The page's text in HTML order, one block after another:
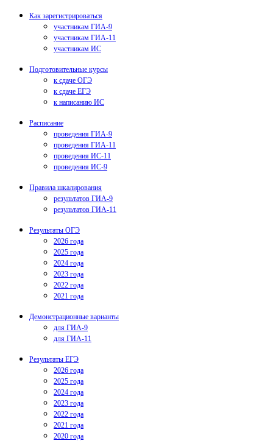
Как зарегистрироваться
участникам ГИА-9
участникам ГИА-11
участникам ИС
Подготовительные курсы
к сдаче ОГЭ
к сдаче ЕГЭ
к написанию ИС
Расписание
проведения ГИА-9
проведения ГИА-11
проведения ИС-11
проведения ИС-9
Правила шкалирования
результатов ГИА-9
результатов ГИА-11
Результаты ОГЭ
2026 года
2025 года
2024 года
2023 года
2022 года
2021 года
Демонстрационные варианты
для ГИА-9
для ГИА-11
Результаты ЕГЭ
2026 года
2025 года
2024 года
2023 года
2022 года
2021 года
2020 года